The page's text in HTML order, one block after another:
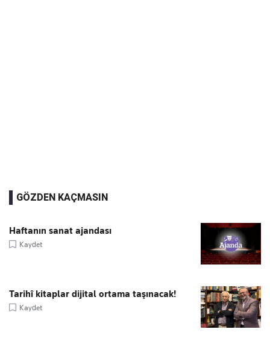
GÖZDEN KAÇMASIN
Haftanın sanat ajandası
Kaydet
Tarihî kitaplar dijital ortama taşınacak!
Kaydet